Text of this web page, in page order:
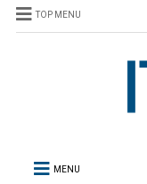
TOP MENU
MENU